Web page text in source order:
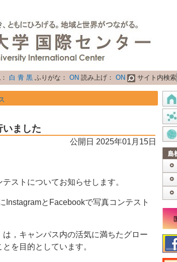
白 青 黒 ふりがな： ON 読み上げ： ON サイト内検索
ました
公開日 2025年01月15日
ストについてお知らせします。
InstagramとFacebookで写真コンテスト
，キャンパス内の活気に満ちたグロー
を目的としています。